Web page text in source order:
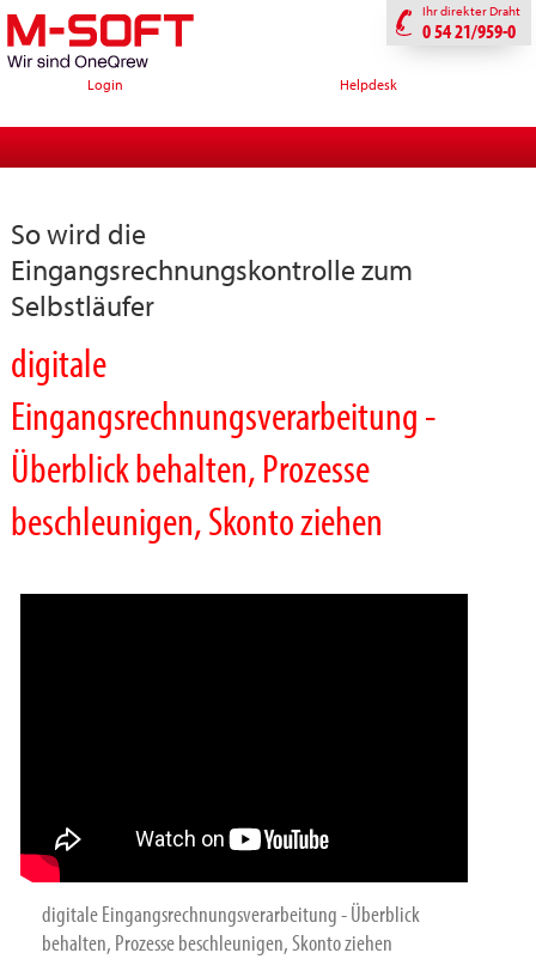
Login Helpdesk
Ihr direkter Draht
0 54 21/959-0
So wird die
Eingangsrechnungskontrolle zum
Selbstläufer
digitale
Eingangsrechnungsverarbeitung -
Überblick behalten, Prozesse
beschleunigen, Skonto ziehen
digitale Eingangsrechnungsverarbeitung - Überblick
behalten, Prozesse beschleunigen, Skonto ziehen